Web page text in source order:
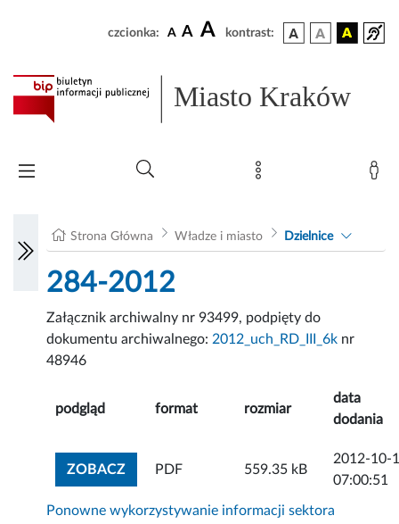
czcionka: A A A kontrast:
Miasto Kraków
Strona Główna Władze i miasto Dzielnice
284-2012
Załącznik archiwalny nr 93499, podpięty do
dokumentu archiwalnego: 2012_uch_RD_III_6k nr
48946
podgląd format rozmiar
data
dodania
ZOBACZZOBACZ ZAŁĄCZNIK
PDF 559.35 kB
2012-10-
07:00:51
Ponowne wykorzystywanie informacji sektora